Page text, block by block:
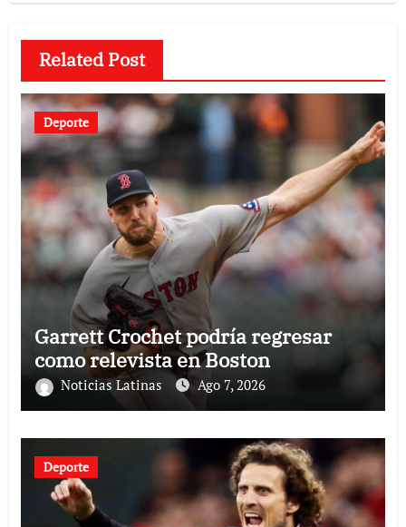
Related Post
Deporte
Garrett Crochet podría regresar
como relevista en Boston
Noticias Latinas Ago 7, 2026
Deporte